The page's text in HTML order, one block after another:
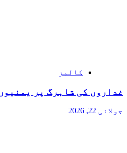
کالمز
غداروں کی شاہرگ پر
جولائی 22, 2026